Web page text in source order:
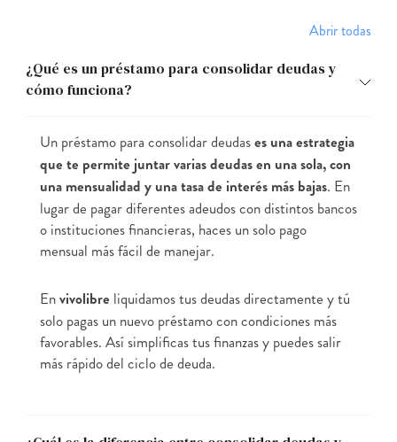
Abrir todas
¿Qué es un préstamo para consolidar deudas y
cómo funciona?
Un préstamo para consolidar deudases una estrategia
que te permite juntar varias deudas en una sola, con
una mensualidad y una tasa de interés más bajas. En
lugar de pagar diferentes adeudos con distintos bancos
o instituciones financieras, haces un solo pago
mensual más fácil de manejar.
Envivolibre liquidamos tus deudas directamente y tú
solo pagas un nuevo préstamo con condiciones más
favorables. Así simplificas tus finanzas y puedes salir
más rápido del ciclo de deuda.